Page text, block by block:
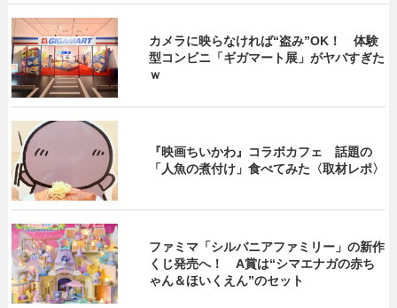
カメラに映らなければ“盗み”OK！ 体験
型コンビニ「ギガマート展」がヤバすぎた
ｗ
『映画ちいかわ』コラボカフェ 話題の
「人魚の煮付け」食べてみた〈取材レポ〉
ファミマ「シルバニアファミリー」の新作
くじ発売へ！ A賞は“シマエナガの赤ち
ゃん＆ほいくえん”のセット